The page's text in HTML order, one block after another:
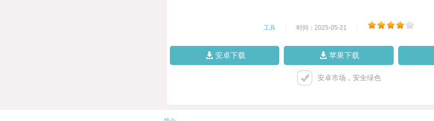
工具 时间：2025-05-21
安卓下载 苹果下载
安卓市场，安全绿色